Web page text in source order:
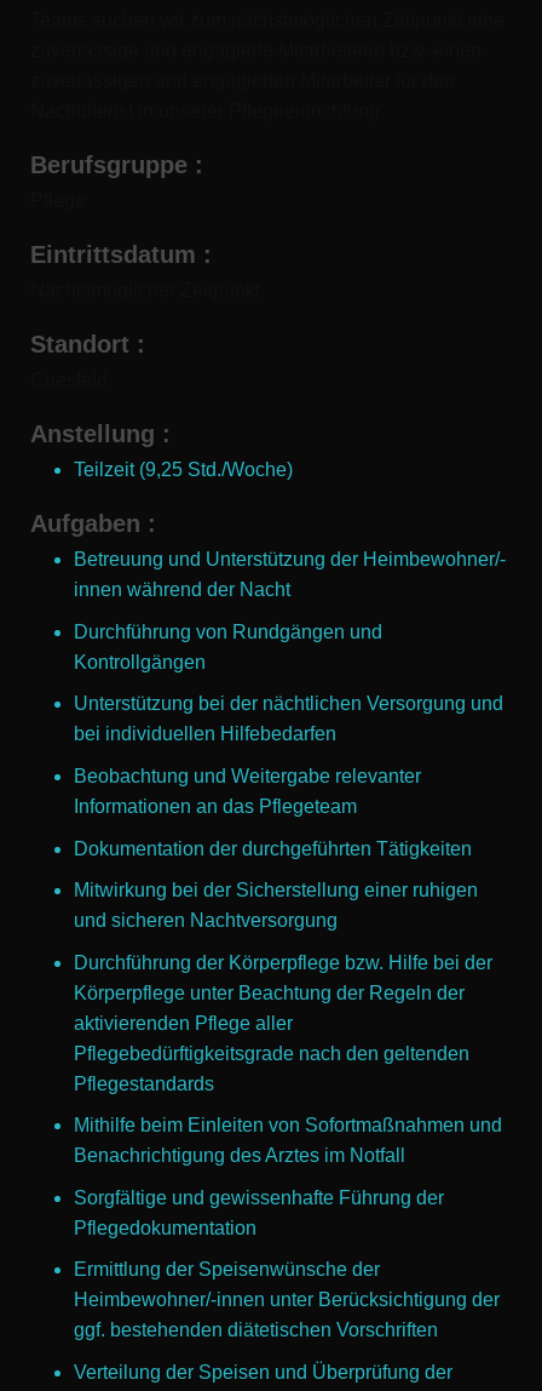
Berufsgruppe :
Eintrittsdatum :
Standort :
Anstellung :
Teilzeit (9,25 Std./Woche)
Aufgaben :
Betreuung und Unterstützung der Heimbewohner/-
innen während der Nacht
Durchführung von Rundgängen und
Kontrollgängen
Unterstützung bei der nächtlichen Versorgung und
bei individuellen Hilfebedarfen
Beobachtung und Weitergabe relevanter
Informationen an das Pflegeteam
Dokumentation der durchgeführten Tätigkeiten
Mitwirkung bei der Sicherstellung einer ruhigen
und sicheren Nachtversorgung
Durchführung der Körperpflege bzw. Hilfe bei der
Körperpflege unter Beachtung der Regeln der
aktivierenden Pflege aller
Pflegebedürftigkeitsgrade nach den geltenden
Pflegestandards
Mithilfe beim Einleiten von Sofortmaßnahmen und
Benachrichtigung des Arztes im Notfall
Sorgfältige und gewissenhafte Führung der
Pflegedokumentation
Ermittlung der Speisenwünsche der
Heimbewohner/-innen unter Berücksichtigung der
ggf. bestehenden diätetischen Vorschriften
Verteilung der Speisen und Überprüfung der